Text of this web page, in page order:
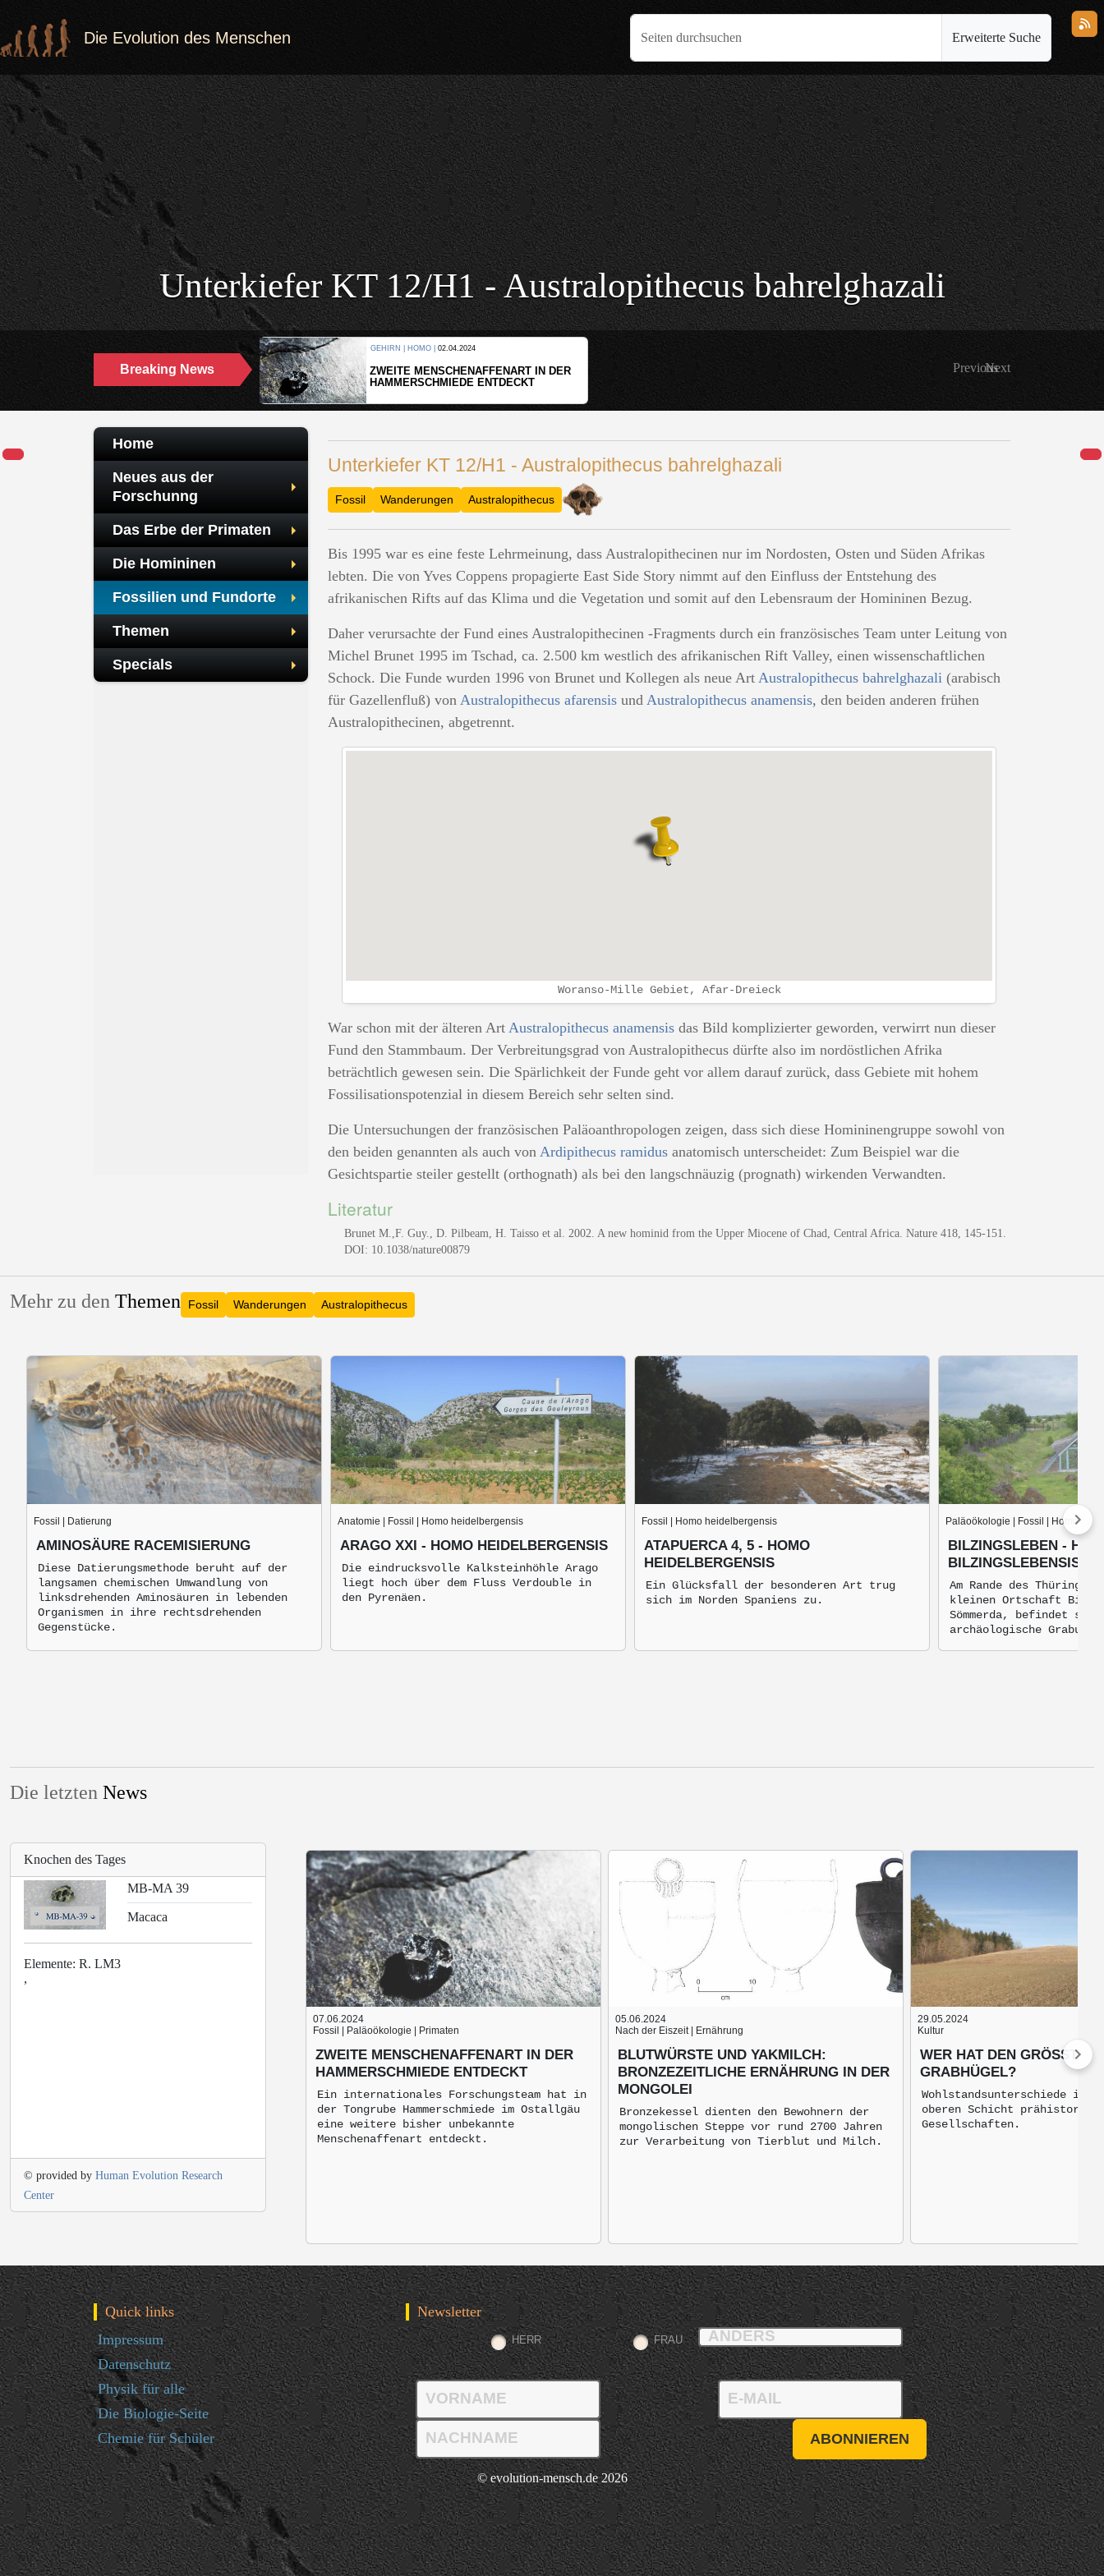
Die Evolution des Menschen Seiten durchsuchen Erweiterte Suche
Unterkiefer KT 12/H1 - Australopithecus bahrelghazali
Breaking News
KULTUR |08.06.2024
WER HAT DEN GRÖSSTEN GRABHÜGEL?
GEHIRN | HOMO | 02.04.2024
ZWEITE MENSCHENAFFENART IN DER
HAMMERSCHMIEDE ENTDECKT
PreviousNext
Home
Neues aus der
Forschunng
Das Erbe der Primaten
Die Homininen
Fossilien und Fundorte
Themen
Specials
Unterkiefer KT 12/H1 - Australopithecus bahrelghazali
Fossil Wanderungen Australopithecus
Bis 1995 war es eine feste Lehrmeinung, dass Australopithecinen nur im Nordosten, Osten und Süden Afrikas
lebten. Die von Yves Coppens propagierte East Side Story nimmt auf den Einfluss der Entstehung des
afrikanischen Rifts auf das Klima und die Vegetation und somit auf den Lebensraum der Homininen Bezug.
Daher verursachte der Fund eines Australopithecinen -Fragments durch ein französisches Team unter Leitung von
Michel Brunet 1995 im Tschad, ca. 2.500 km westlich des afrikanischen Rift Valley, einen wissenschaftlichen
Schock. Die Funde wurden 1996 von Brunet und Kollegen als neue Art Australopithecus bahrelghazali (arabisch
für Gazellenfluß) von Australopithecus afarensis und Australopithecus anamensis, den beiden anderen frühen
Australopithecinen, abgetrennt.
Woranso-Mille Gebiet, Afar-Dreieck
War schon mit der älteren Art Australopithecus anamensis das Bild komplizierter geworden, verwirrt nun dieser
Fund den Stammbaum. Der Verbreitungsgrad von Australopithecus dürfte also im nordöstlichen Afrika
beträchtlich gewesen sein. Die Spärlichkeit der Funde geht vor allem darauf zurück, dass Gebiete mit hohem
Fossilisationspotenzial in diesem Bereich sehr selten sind.
Die Untersuchungen der französischen Paläoanthropologen zeigen, dass sich diese Homininengruppe sowohl von
den beiden genannten als auch von Ardipithecus ramidus anatomisch unterscheidet: Zum Beispiel war die
Gesichtspartie steiler gestellt (orthognath) als bei den langschnäuzig (prognath) wirkenden Verwandten.
Literatur
Brunet M.,F. Guy., D. Pilbeam, H. Taisso et al. 2002. A new hominid from the Upper Miocene of Chad, Central Africa. Nature 418, 145-151.
DOI: 10.1038/nature00879
Mehr zu den Themen Fossil Wanderungen Australopithecus
Fossil | Datierung
AMINOSÄURE RACEMISIERUNG
Diese Datierungsmethode beruht auf der
langsamen chemischen Umwandlung von
linksdrehenden Aminosäuren in lebenden
Organismen in ihre rechtsdrehenden
Gegenstücke.
Anatomie | Fossil | Homo heidelbergensis
ARAGO XXI - HOMO HEIDELBERGENSIS
Die eindrucksvolle Kalksteinhöhle Arago
liegt hoch über dem Fluss Verdouble in
den Pyrenäen.
Fossil | Homo heidelbergensis
ATAPUERCA 4, 5 - HOMO
HEIDELBERGENSIS
Ein Glücksfall der besonderen Art trug
sich im Norden Spaniens zu.
Paläoökologie | Fossil | Homo
BILZINGSLEBEN -
BILZINGSLEBENSIS
Am Rande des Thüringer
kleinen Ortschaft
Sömmerda, befindet
archäologische
Die letzten News
Knochen des Tages
MB-MA 39
Macaca
Elemente: R. LM3
,
© provided by Human Evolution Research
Center
07.06.2024
Fossil | Paläoökologie | Primaten
ZWEITE MENSCHENAFFENART IN DER
HAMMERSCHMIEDE ENTDECKT
Ein internationales Forschungsteam hat in
der Tongrube Hammerschmiede im Ostallgäu
eine weitere bisher unbekannte
Menschenaffenart entdeckt.
05.06.2024
Nach der Eiszeit | Ernährung
BLUTWÜRSTE UND YAKMILCH:
BRONZEZEITLICHE ERNÄHRUNG IN DER
MONGOLEI
Bronzekessel dienten den Bewohnern der
mongolischen Steppe vor rund 2700 Jahren
zur Verarbeitung von Tierblut und Milch.
29.05.2024
Kultur
WER HAT DEN GRÖSSTEN G
RABHÜGEL?
Wohlstandsunterschiede
oberen Schicht
Gesellschaften.
Quick links
Impressum
Datenschutz
Physik für alle
Die Biologie-Seite
Chemie für Schüler
Newsletter
HERR FRAU
ABONNIEREN
© evolution-mensch.de 2026